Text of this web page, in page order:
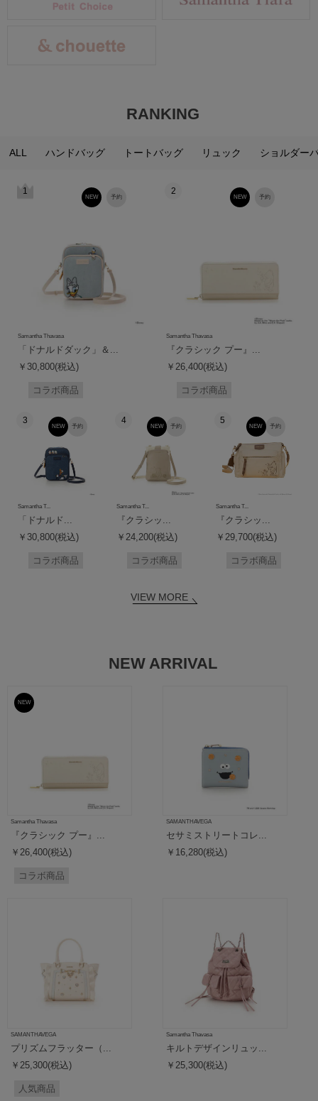
RANKING
ALL ハンドバッグ トートバッグ リュック ショルダー
1
予約
NEW
Samantha Thavasa
「ドナルドダック」＆...
￥30,800(税込)
コラボ商品
2
予約
NEW
Samantha Thavasa
『クラシック プー』...
￥26,400(税込)
コラボ商品
3
予約
NEW
Samantha T...
「ドナルド...
￥30,800(税込)
コラボ商品
4
予約
NEW
Samantha T...
『クラシッ...
￥24,200(税込)
コラボ商品
5
予約
NEW
Samantha T...
『クラシッ...
￥29,700(税込)
コラボ商品
VIEW MORE
NEW ARRIVAL
予約
NEW
Samantha Thavasa
『クラシック プー』...
￥26,400(税込)
コラボ商品
SAMANTHAVEGA
セサミストリートコレ...
￥16,280(税込)
SAMANTHAVEGA
プリズムフラッター（...
￥25,300(税込)
人気商品
Samantha Thavasa
キルトデザインリュッ...
￥25,300(税込)